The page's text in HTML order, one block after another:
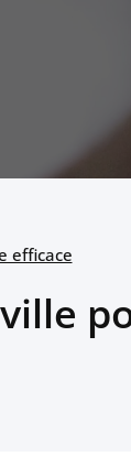
efficace